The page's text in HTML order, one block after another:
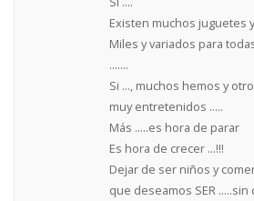
Existen muchos juguetes
Miles y variados para
.......
Si ..., muchos hemos y
muy entretenidos .....
Más .....es hora de parar
Es hora de crecer ...!!!
Dejar de ser niños y
que deseamos SER .....sin